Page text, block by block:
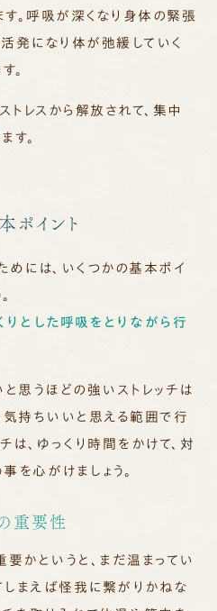
。呼吸が深くなり身体の緊張
発になり体が弛緩していく
。
トレスから解放されて、集中
す。
ポイント
めには、いくつかの基本ポイ
りとした呼吸をとりながら行
と思うほどの強いストレッチは
気持ちいいと思える範囲で行
は、ゆっくり時間をかけて、対
を心がけましょう。
の重要性
要かというと、まだ温まってい
まえば怪我に繋がりかねな